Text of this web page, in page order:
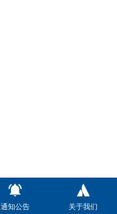
通知公告 关于我们